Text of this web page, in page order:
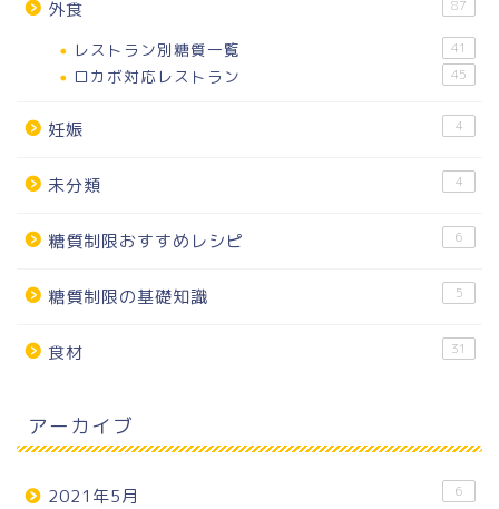
外食 87
レストラン別糖質一覧 41
ロカボ対応レストラン 45
妊娠 4
未分類 4
糖質制限おすすめレシピ 6
糖質制限の基礎知識 5
食材 31
アーカイブ
2021年5月 6